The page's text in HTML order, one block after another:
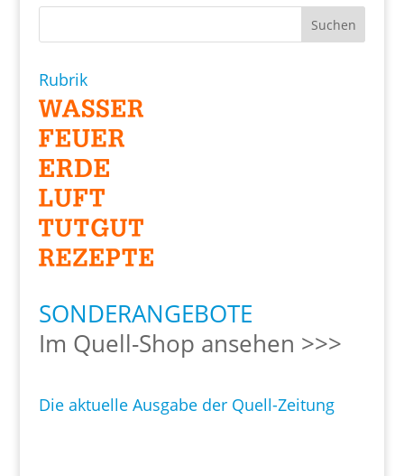
Rubrik
SONDERANGEBOTE
Im Quell-Shop ansehen >>>
Die aktuelle Ausgabe der Quell-Zeitung